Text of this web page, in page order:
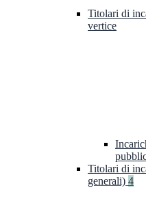
Titolari di
vertice
Titolari di
generali) 4